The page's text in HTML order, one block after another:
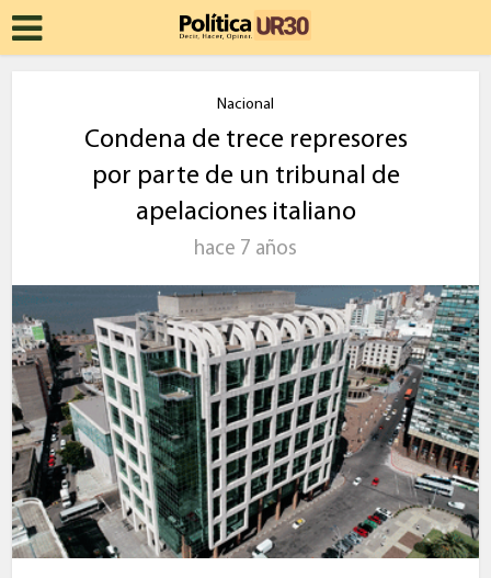
Nacional
Condena de trece represores
por parte de un tribunal de
apelaciones italiano
hace 7 años